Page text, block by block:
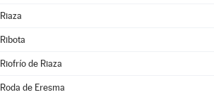
Riaza
Ribota
Riofrío de Riaza
Roda de Eresma